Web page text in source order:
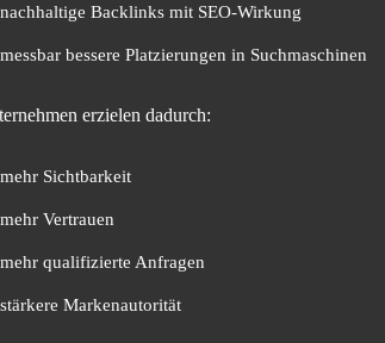
nachhaltige Backlinks mit SEO-Wirkung
messbar bessere Platzierungen in Suchmaschinen
erzielen dadurch:
mehr Sichtbarkeit
mehr Vertrauen
mehr qualifizierte Anfragen
stärkere Markenautorität